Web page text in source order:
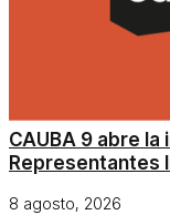
CAUBA 9 abre
Representantes
8 agosto, 2026